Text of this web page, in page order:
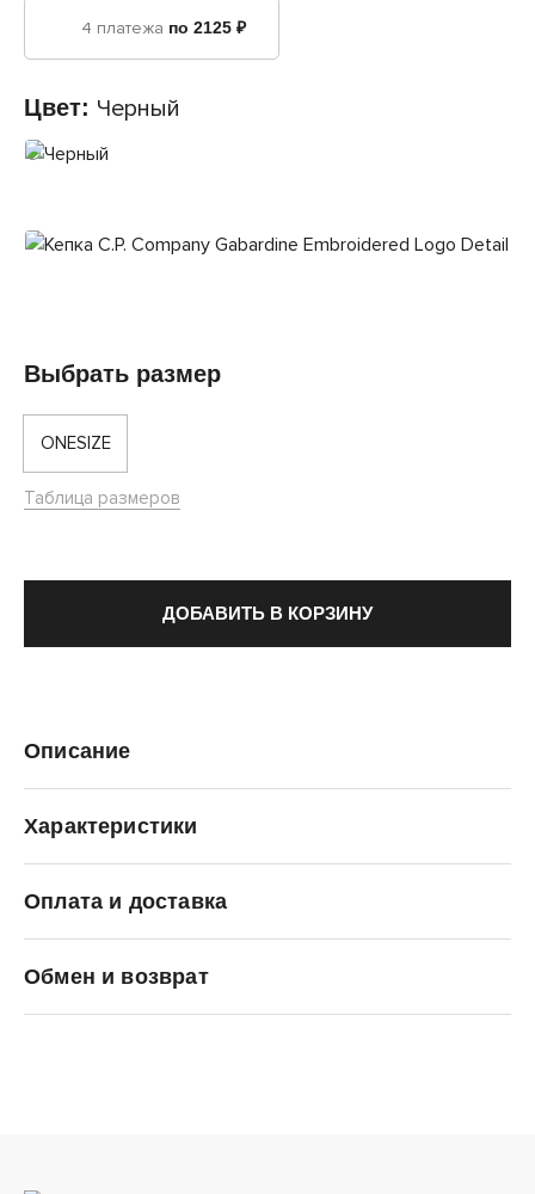
4 платежа по 2125 ₽
Цвет: Черный
Выбрать размер
ONESIZE
Таблица размеров
ДОБАВИТЬ В КОРЗИНУ
Описание
Характеристики
Оплата и доставка
Обмен и возврат